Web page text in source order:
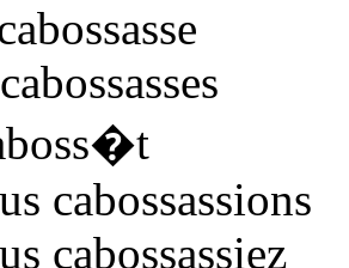
asse
cabossasses
�t
cabossassions
cabossassiez